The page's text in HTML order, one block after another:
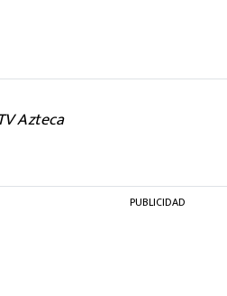
Azteca
PUBLICIDAD